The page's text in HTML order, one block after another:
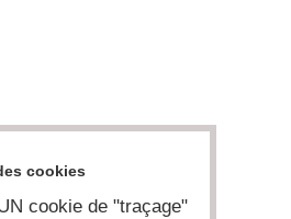
cookies
cookie de "traçage"